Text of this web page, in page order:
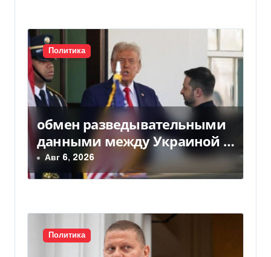
с
я
м
Политика
обмен разведывательными
данными между Украиной и
США значительно вырос, —
Politico
Авг 6, 2026
Политика